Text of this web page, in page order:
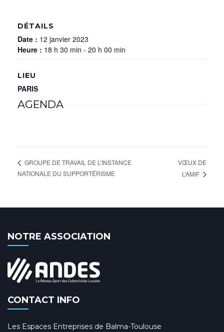
DÉTAILS
Date : 12 janvier 2023
Heure : 18 h 30 min - 20 h 00 min
LIEU
PARIS
AGENDA
GROUPE DE TRAVAIL DE L’INSTANCE
NATIONALE DU SUPPORTÉRISME
VŒUX DE
L’AMIF
NOTRE ASSOCIATION
CONTACT INFO
Les Espaces Entreprises de Balma-Toulouse